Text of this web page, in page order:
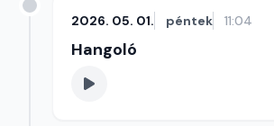
2026. 05. 01. péntek 11:04
Hangoló